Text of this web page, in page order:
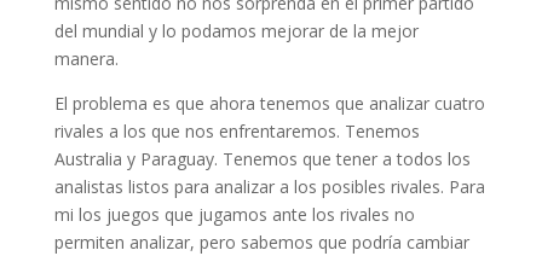
del mundial y lo podamos mejorar de la mejor
manera.
El problema es que ahora tenemos que analizar cuatro
rivales a los que nos enfrentaremos. Tenemos
Australia y Paraguay. Tenemos que tener a todos los
analistas listos para analizar a los posibles rivales. Para
mi los juegos que jugamos ante los rivales no
permiten analizar, pero sabemos que podría cambiar